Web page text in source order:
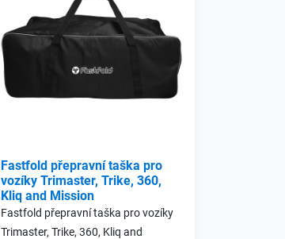
Fastfold přepravní taška pro
vozíky Trimaster, Trike, 360,
Kliq and Mission
Fastfold přepravní taška pro vozíky
Trimaster, Trike, 360, Kliq and